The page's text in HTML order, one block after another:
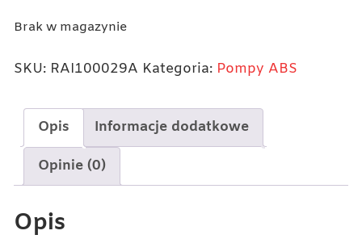
Brak w magazynie
SKU: RAI100029A Kategoria: Pompy ABS
Opis Informacje dodatkowe
Opinie (0)
Opis